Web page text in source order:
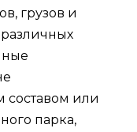
грузов и
или
парка,